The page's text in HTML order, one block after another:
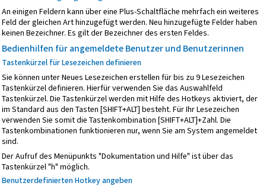
An einigen Feldern kann über eine Plus-Schaltfläche mehrfach ein weiteres
Feld der gleichen Art hinzugefügt werden. Neu hinzugefügte Felder haben
keinen Bezeichner. Es gilt der Bezeichner des ersten Feldes.
Bedienhilfen für angemeldete Benutzer und Benutzerinnen
Tastenkürzel für Lesezeichen definieren
Sie können unter Neues Lesezeichen erstellen für bis zu 9 Lesezeichen
Tastenkürzel definieren. Hierfür verwenden Sie das Auswahlfeld
Tastenkürzel. Die Tastenkürzel werden mit Hilfe des Hotkeys aktiviert, der
im Standard aus den Tasten [SHIFT+ALT] besteht. Für Ihr Lesezeichen
verwenden Sie somit die Tastenkombination [SHIFT+ALT]+Zahl. Die
Tastenkombinationen funktionieren nur, wenn Sie am System angemeldet
sind.
Der Aufruf des Menüpunkts "Dokumentation und Hilfe" ist über das
Tastenkürzel "h" möglich.
BenutzerdefiniertenHotkey angeben